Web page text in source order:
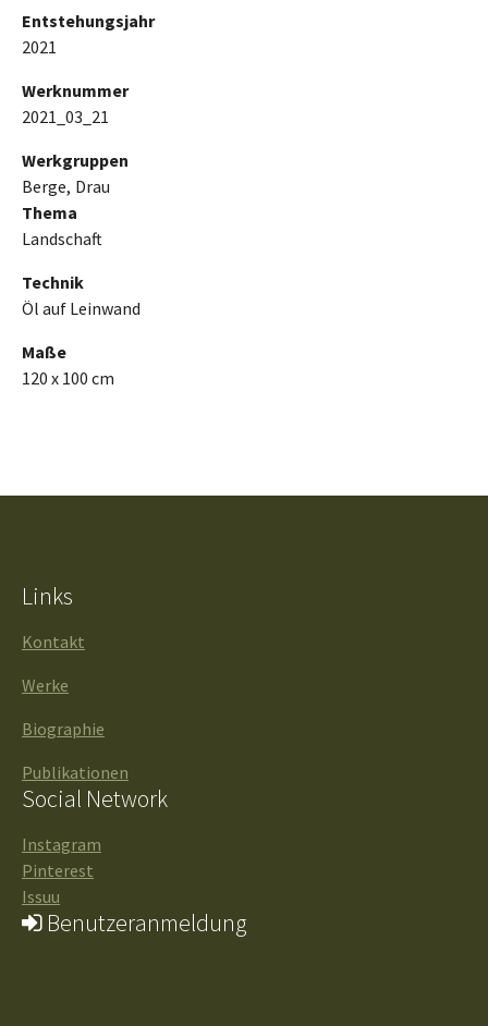
Entstehungsjahr
2021
Werknummer
2021_03_21
Werkgruppen
Berge Drau
Thema
Landschaft
Technik
Öl auf Leinwand
Maße
120 x 100 cm
Links
Kontakt
Werke
Biographie
Publikationen
Social Network
Instagram
Pinterest
Issuu
Benutzeranmeldung